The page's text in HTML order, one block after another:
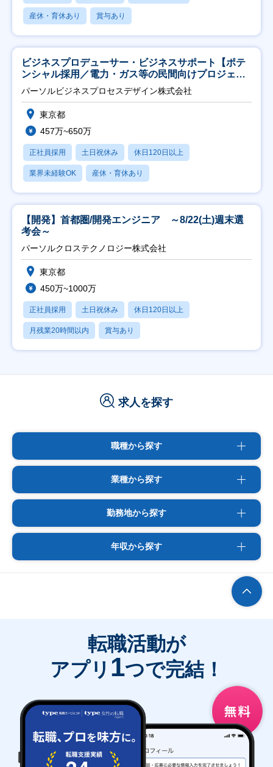
産休・育休あり 賞与あり
ビジネスプロデューサー・ビジネスサポート【ポテ
ンシャル採用／電力・ガス等の民間向けプロジェク
ト推進】
パーソルビジネスプロセスデザイン株式会社
東京都
457万~650万
正社員採用 土日祝休み 休日120日以上
業界未経験OK 産休・育休あり
【開発】首都圏/開発エンジニア ～8/22(土)週末選
考会～
パーソルクロステクノロジー株式会社
東京都
450万~1000万
正社員採用 土日祝休み 休日120日以上
月残業20時間以内 賞与あり
求人を探す
職種から探す
業種から探す
勤務地から探す
年収から探す
転職活動が
アプリ 1つで完結！